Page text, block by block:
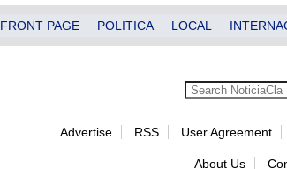
FRONT PAGE POLITICA LOCAL
Advertise RSS User Agreement
About Us